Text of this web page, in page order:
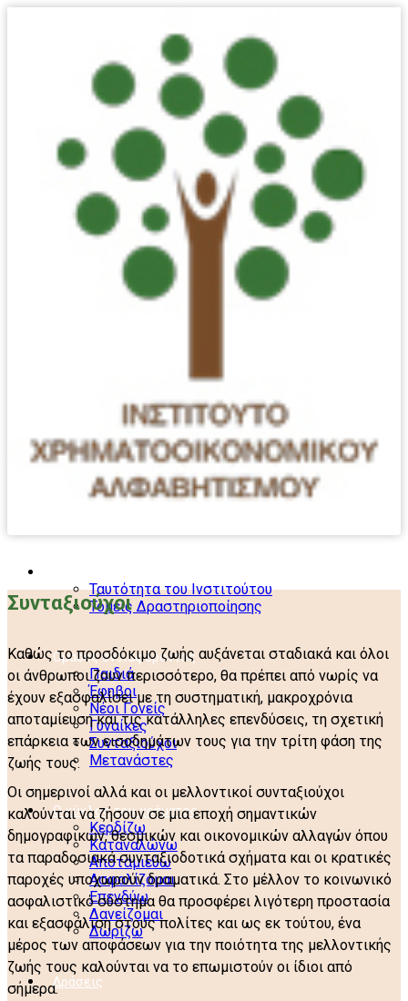
Ταυτότητα του Ινστιτούτου
Τομείς Δραστηριοποίησης
Ομάδες ενδιαφέροντος
Παιδιά
Έφηβοι
Νέοι Γονείς
Γυναίκες
Συνταξιούχοι
Μετανάστες
Ο κύκλος του χρήματος
Κερδίζω
Καταναλώνω
Αποταμιεύω
Ασφαλίζομαι
Επενδύω
Δανείζομαι
Δωρίζω
Δράσεις
ΣΥΝΤΑΞΙΟΎΧΟΙ
Συνταξιούχοι
Καθώς το προσδόκιμο ζωής αυξάνεται σταδιακά και όλοι
οι άνθρωποι ζουν περισσότερο, θα πρέπει από νωρίς να
έχουν εξασφαλίσει με τη συστηματική, μακροχρόνια
αποταμίευση και τις κατάλληλες επενδύσεις, τη σχετική
επάρκεια των εισοδημάτων τους για την τρίτη φάση της
ζωής τους.
Οι σημερινοί αλλά και οι μελλοντικοί συνταξιούχοι
καλούνται να ζήσουν σε μια εποχή σημαντικών
δημογραφικών, θεσμικών και οικονομικών αλλαγών όπου
τα παραδοσιακά συνταξιοδοτικά σχήματα και οι κρατικές
παροχές υποχωρούν δραματικά. Στο μέλλον το κοινωνικό
ασφαλιστικό σύστημα θα προσφέρει λιγότερη προστασία
και εξασφάλιση στους πολίτες και ως εκ τούτου, ένα
μέρος των αποφάσεων για την ποιότητα της μελλοντικής
ζωής τους καλούνται να το επωμιστούν οι ίδιοι από
σήμερα.